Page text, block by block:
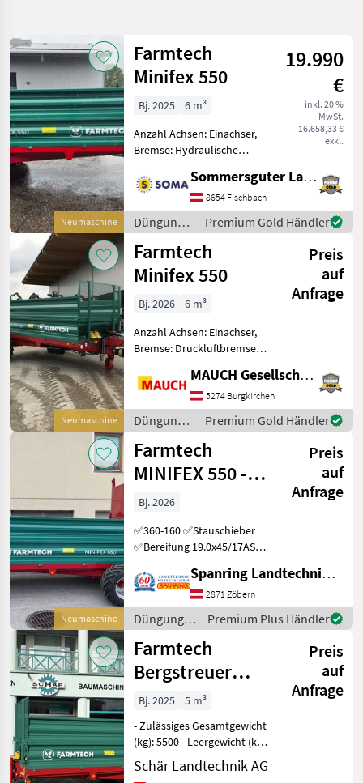
Kategorie 2 Land Filter
AKTUELLER
PFAD
Farmtech
Minifex
550
KATEGORIE
WÄHLEN
Landtechnik
4
MARKTPLATZ
Marktplatz Händlerangebote
Zurücksetzen
4
Ergebnisse
anzeigen
Neumaschine
Farmtech
Minifex 550
19.990
€
inkl. 20 %
MwSt.
16.658,33 €
exkl.
Bj. 2025
6 m³
Anzahl Achsen: Einachser,
Bremse: Hydraulische
Vorschub Einachs-
Bergstreuer MINIFEX 550 -
zulässiges Gesamtgewicht
5500 kg -Leergewicht ca. 14
Sommersguter Landmaschinen GmbH
8654 Fischbach
Düngung
und
Beregnung
/ Farmtech
Premium Gold Händler
Neumaschine
Farmtech
Minifex 550
Preis
auf
Anfrage
Bj. 2026
6 m³
Anzahl Achsen: Einachser,
Bremse: Druckluftbremse
Vorschub Farmtech Minifex
550 in folgender
Ausstattung: - zulässiges
Gesamtgewicht 5500kg
MAUCH Gesellschaft m.b.H. & Co.KG
5274 Burgkirchen
Düngung
und
Beregnung
/ Farmtech
Premium Gold Händler
Neumaschine
Farmtech
MINIFEX 550 -
6to
Gesamtgewicht
Preis
auf
Anfrage
Bj. 2026
✅360-160 ✅Stauschieber
✅Bereifung 19.0x45/17AS
Bremse ✅Lichtanlage
✅GELENKWELLE
✅Aufsatzwände
✅Verbreiterung ✅auch
ohne Stauschiebe
Spanring Landtechnik Gmbh
2871 Zöbern
Düngung
und
Beregnung
/ Farmtech
Premium Plus Händler
Farmtech
Bergstreuer
Minifex 550
Preis
auf
Anfrage
Bj. 2025
5 m³
- Zulässiges Gesamtgewicht
(kg): 5500 - Leergewicht (kg):
1500 - Brückenmasse (L x B)
(mm): 3600 x 1600 -
Schär Landtechnik AG